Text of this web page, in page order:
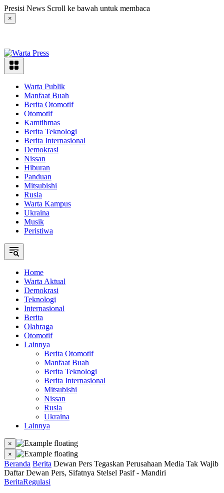
Langsung
ke
konten
Presisi News Scroll ke bawah untuk membaca
×
Warta Publik
Manfaat Buah
Berita Otomotif
Otomotif
Kamtibmas
Berita Teknologi
Berita Internasional
Demokrasi
Nissan
Hiburan
Panduan
Mitsubishi
Rusia
Warta Kampus
Ukraina
Musik
Peristiwa
Home
Warta Aktual
Demokrasi
Teknologi
Internasional
Berita
Olahraga
Otomotif
Lainnya
Berita Otomotif
Manfaat Buah
Berita Teknologi
Berita Internasional
Mitsubishi
Nissan
Rusia
Ukraina
Lainnya
×
×
Beranda Berita Dewan Pers Tegaskan Perusahaan Media Tak Wajib
Daftar Dewan Pers, Sifatnya Stelsel Pasif - Mandiri
BeritaRegulasi